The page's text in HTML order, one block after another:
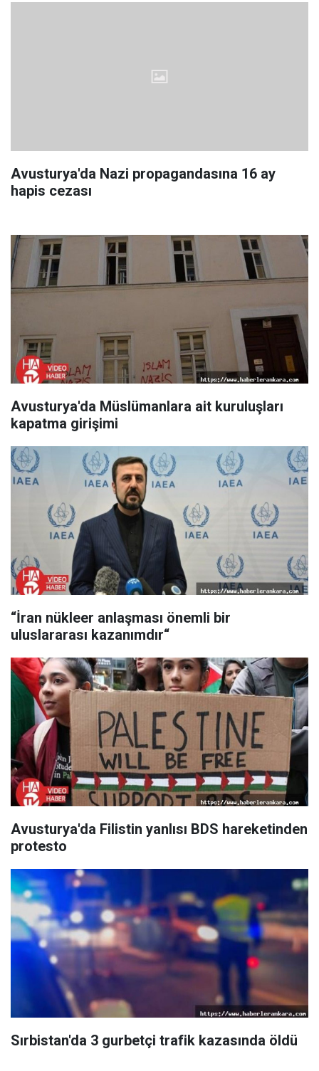
Avusturya'da Nazi propagandasına 16 ay
hapis cezası
Avusturya'da Müslümanlara ait kuruluşları
kapatma girişimi
“İran nükleer anlaşması önemli bir
uluslararası kazanımdır“
Avusturya'da Filistin yanlısı BDS hareketinden
protesto
Sırbistan'da 3 gurbetçi trafik kazasında öldü